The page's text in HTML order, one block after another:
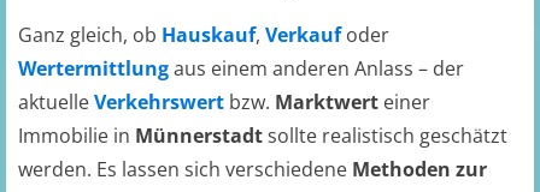
Ganz gleich, ob Hauskauf, Verkaufoder
Wertermittlungaus einem anderen Anlass – der
aktuelleVerkehrswert bzw. Marktwert einer
Immobilie in Münnerstadtsollte realistisch geschätzt
werden. Es lassen sich verschiedene Methoden zur